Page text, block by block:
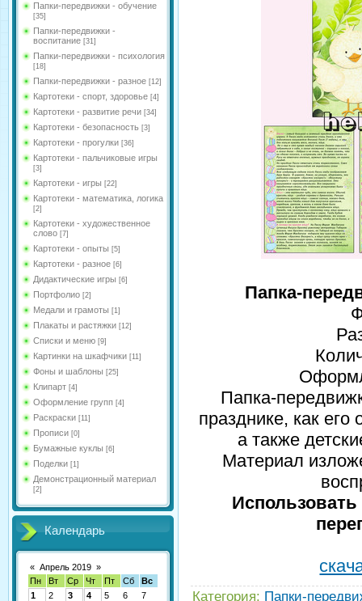
Папки-передвижки - обучение
[35]
Папки-передвижки -
воспитание [31]
Папки-передвижки - психология
[18]
Папки-передвижки - разное [12]
Картотеки - спорт, здоровье [4]
Картотеки - развитие речи [34]
Картотеки - безопасность [3]
Картотеки - прогулки [36]
Картотеки - пальчиковые игры
[3]
Картотеки - игры [22]
Картотеки - математика, логика
[2]
Картотеки - художественное
слово [7]
Картотеки - опыты [5]
Картотеки - разное [6]
Дидактические игры [6]
Портфолио [2]
Медали и грамоты [1]
Плакаты и растяжки [12]
Списки и меню [9]
Картинки на шкафчики [11]
Фоны и шаблоны [25]
Клипарт [4]
Оформление групп [4]
Раскраски [11]
Прописи [0]
Бумажные куклы [6]
Поделки [1]
Демонстрационный материал
[2]
Календарь
« Апрель 2019 »
Пн
Вт Ср Чт Пт Сб
Вс
1
2 3 4 5 6
7
Папка-
Папка-
празднике, как его
а также
Материал
Категория: Папки-